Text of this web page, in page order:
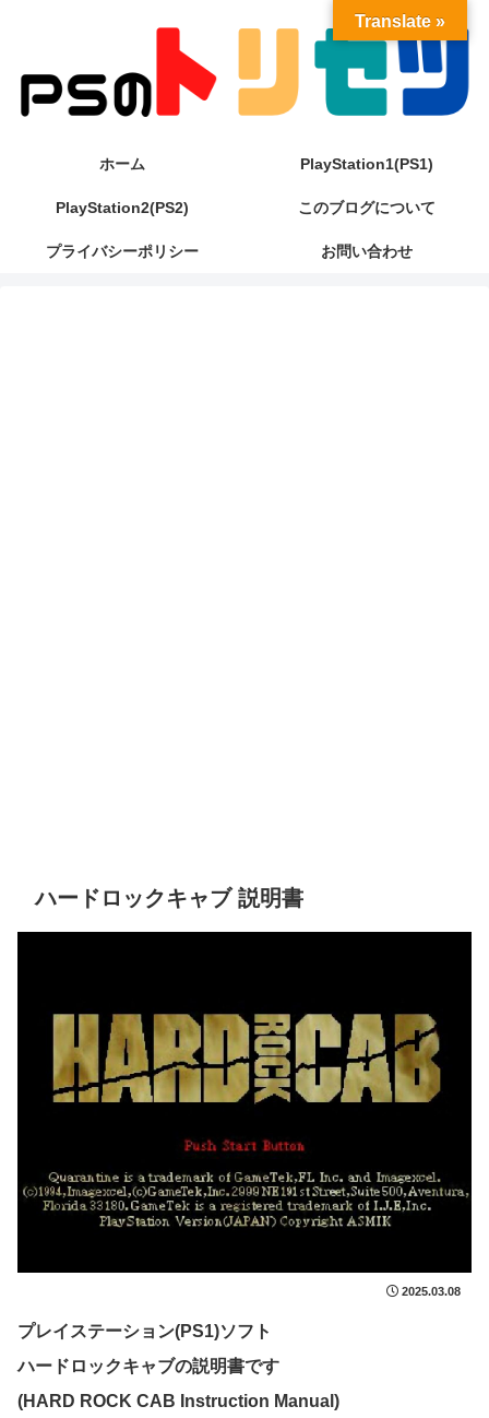
ホーム PlayStation1(PS1)
PlayStation2(PS2) このブログについて
プライバシーポリシー お問い合わせ
ハードロックキャブ 説明書
2025.03.08
プレイステーション(PS1)ソフト
ハードロックキャブの説明書です
(HARD ROCK CAB Instruction Manual)
Translate »